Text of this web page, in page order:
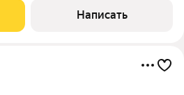
Можно заезжать сразу или
Написать